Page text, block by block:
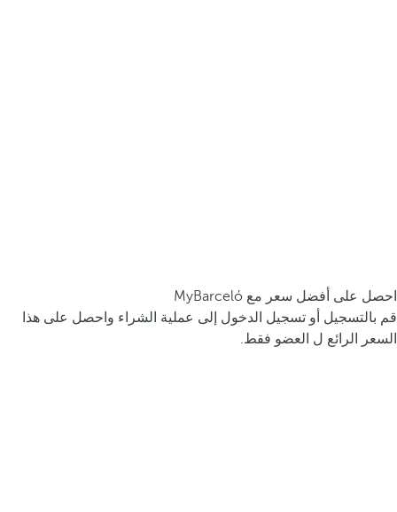
احصل على أفضل سعر مع MyBarceló
قم بالتسجيل أو تسجيل الدخول إلى عملية الشراء واحصل على هذا
السعر الرائع ل العضو فقط.